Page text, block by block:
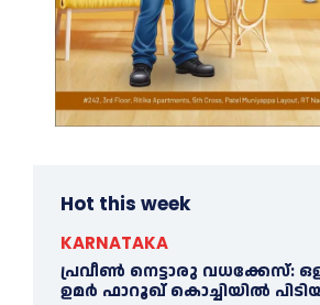
Hot this week
KARNATAKA
പ്രവീണ്‍ നെട്ടാരു വധക്കേസ്:
ഉമര്‍ ഫാറൂഖ് കൊച്ചിയില്‍